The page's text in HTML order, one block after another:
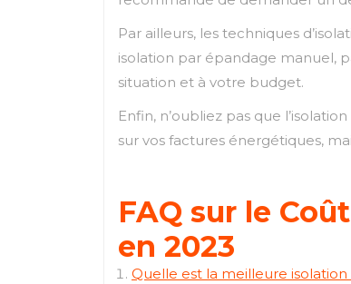
Par ailleurs, les techniques
isolation par épandage manuel,
situation et à votre budget.
Enfin, n’oubliez pas que
sur vos factures énergétiques,
FAQ sur le
en 2023
Quelle est la meilleure